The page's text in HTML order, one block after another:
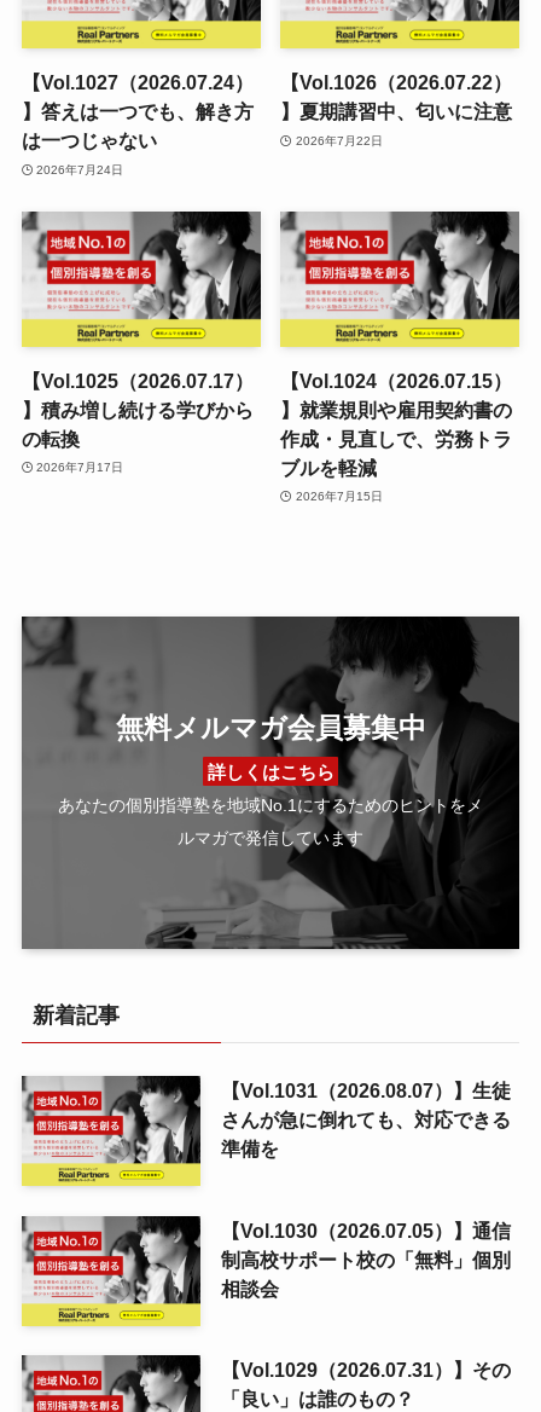
【Vol.1027（2026.07.24）
】答えは一つでも、解き方
は一つじゃない
2026年7月24日
【Vol.1026（2026.07.22）
】夏期講習中、匂いに注意
2026年7月22日
【Vol.1025（2026.07.17）
】積み増し続ける学びから
の転換
2026年7月17日
【Vol.1024（2026.07.15）
】就業規則や雇用契約書の
作成・見直しで、労務トラ
ブルを軽減
2026年7月15日
無料メルマガ会員募集中
詳しくはこちら
あなたの個別指導塾を地域No.1にするためのヒントをメ
ルマガで発信しています
新着記事
【Vol.1031（2026.08.07）】生徒
さんが急に倒れても、対応できる
準備を
【Vol.1030（2026.07.05）】通信
制高校サポート校の「無料」個別
相談会
【Vol.1029（2026.07.31）】その
「良い」は誰のもの？